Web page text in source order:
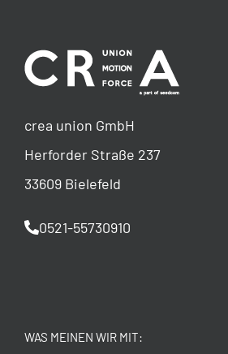
crea union GmbH
Herforder Straße 237
33609 Bielefeld
0521-55730910
WAS MEINEN WIR MIT: